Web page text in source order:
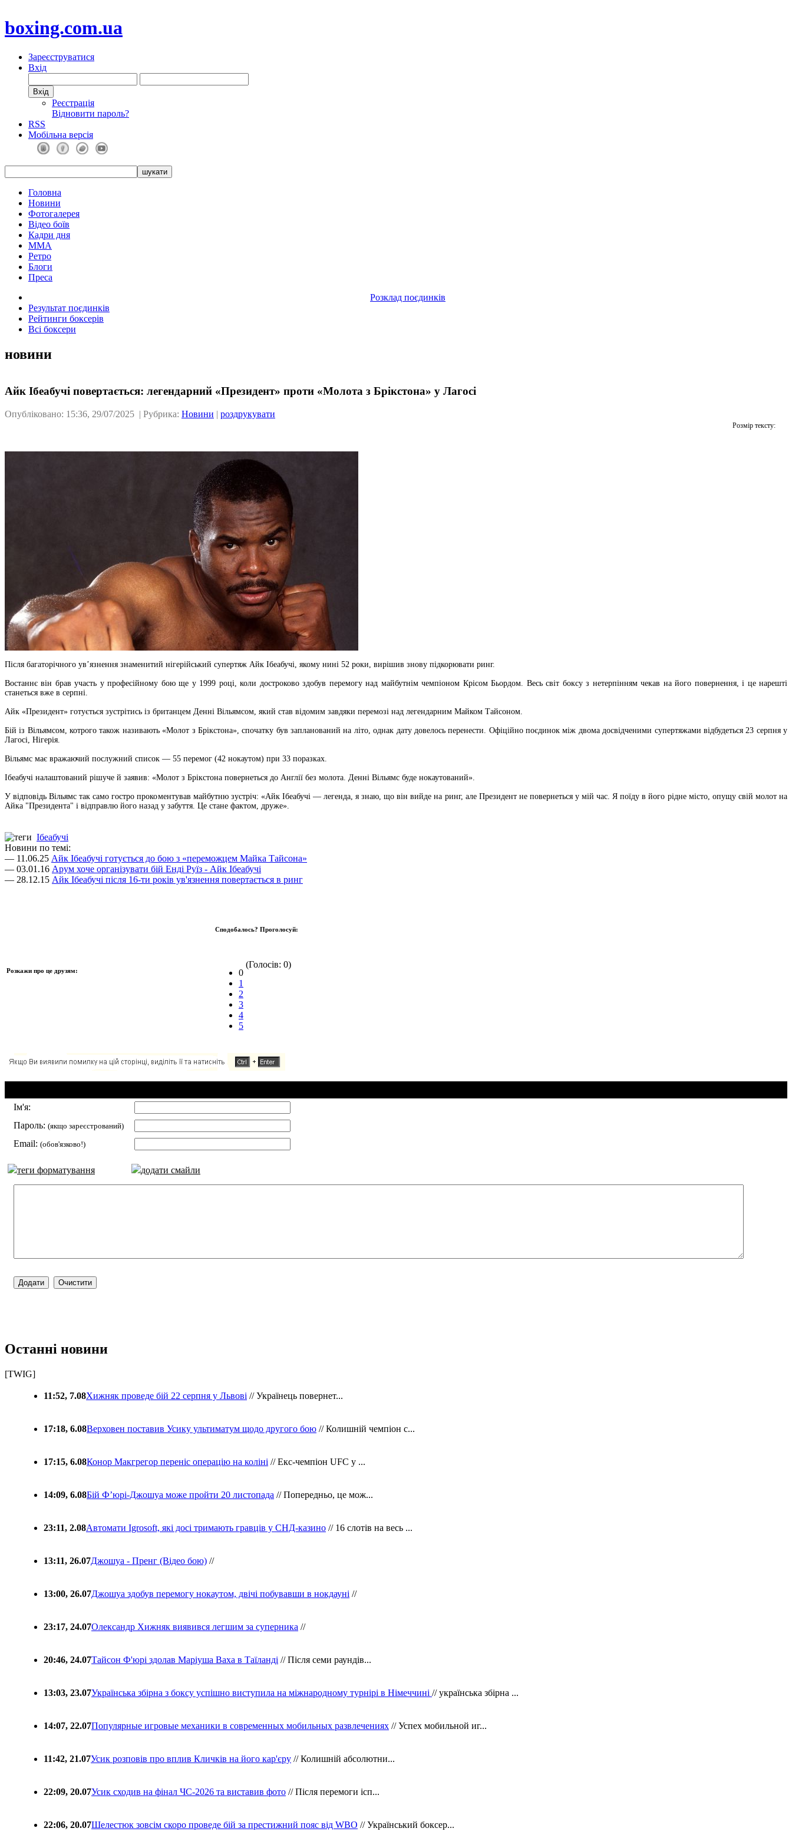
boxing.com.ua
Зареєструватися
Вхід
Реєстрація
Відновити пароль?
RSS
Мобільна версія
Головна
Новини
Фотогалерея
Відео боїв
Кадри дня
ММА
Ретро
Блоги
Преса
Розклад поєдинків
Результат поєдинків
Рейтинги боксерів
Всі боксери
новини
Айк Ібеабучі повертається: легендарний «Президент» проти «Молота з Брікстона» у Лагосі
Опубліковано: 15:36, 29/07/2025 | Рубрика: Новини | роздрукувати
Розмір тексту:
Після багаторічного ув’язнення знаменитий нігерійський супертяж Айк Ібеабучі, якому нині 52 роки, вирішив знову підкорювати ринг.
Востаннє він брав участь у професійному бою ще у 1999 році, коли достроково здобув перемогу над майбутнім чемпіоном Крісом Бьордом. Весь світ боксу з нетерпінням чекав на його повернення, і це нарешті
станеться вже в серпні.
Айк «Президент» готується зустрітись із британцем Денні Вільямсом, який став відомим завдяки перемозі над легендарним Майком Тайсоном.
Бій із Вільямсом, котрого також називають «Молот з Брікстона», спочатку був запланований на літо, однак дату довелось перенести. Офіційно поєдинок між двома досвідченими супертяжами відбудеться 23 серпня у
Лагосі, Нігерія.
Вільямс має вражаючий послужний список — 55 перемог (42 нокаутом) при 33 поразках.
Ібеабучі налаштований рішуче й заявив: «Молот з Брікстона повернеться до Англії без молота. Денні Вільямс буде нокаутований».
У відповідь Вільямс так само гостро прокоментував майбутню зустріч: «Айк Ібеабучі — легенда, я знаю, що він вийде на ринг, але Президент не повернеться у мій час. Я поїду в його рідне місто, опущу свій молот на
Айка "Президента" і відправлю його назад у забуття. Це стане фактом, друже».
Ібеабучі
Новини по темі:
— 11.06.25 Айк Ібеабучі готується до бою з «переможцем Майка Тайсона»
— 03.01.16 Арум хоче організувати бій Енді Руїз - Айк Ібеабучі
— 28.12.15 Айк Ібеабучі після 16-ти років ув'язнення повертається в ринг
Розкажи про це друзям:
Сподобалось? Проголосуй:
0
1
2
3
4
5
(Голосів: 0)
Ім'я:
Пароль: (якщо зареєстрований)
Email: (обов'язково!)
теги форматування додати смайли
Останні новини
[TWIG]
11:52, 7.08Хижняк проведе бій 22 серпня у Львові // Українець повернет...
17:18, 6.08Верховен поставив Усику ультиматум щодо другого бою // Колишній чемпіон с...
17:15, 6.08Конор Макгрегор переніс операцію на коліні // Екс-чемпіон UFC у ...
14:09, 6.08Бій Ф’юрі-Джошуа може пройти 20 листопада // Попередньо, це мож...
23:11, 2.08Автомати Igrosoft, які досі тримають гравців у СНД-казино // 16 слотів на весь ...
13:11, 26.07Джошуа - Пренг (Відео бою) //
13:00, 26.07Джошуа здобув перемогу нокаутом, двічі побувавши в нокдауні //
23:17, 24.07Олександр Хижняк виявився легшим за суперника //
20:46, 24.07Тайсон Ф'юрі здолав Маріуша Ваха в Таїланді // Після семи раундів...
13:03, 23.07Українська збірна з боксу успішно виступила на міжнародному турнірі в Німеччині // українська збірна ...
14:07, 22.07Популярные игровые механики в современных мобильных развлечениях // Успех мобильной иг...
11:42, 21.07Усик розповів про вплив Кличків на його кар'єру // Колишній абсолютни...
22:09, 20.07Усик сходив на фінал ЧС-2026 та виставив фото // Після перемоги ісп...
22:06, 20.07Шелестюк зовсім скоро проведе бій за престижний пояс від WBO // Український боксер...